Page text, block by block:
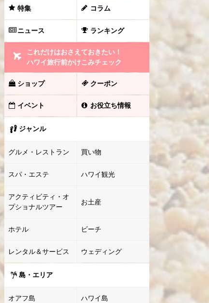
特集 コラム
ニュース ランキング
これだけはおさえておきたい！
ハワイ旅行前かけこみチェック
ショップ クーポン
イベント お役立ち情報
ジャンル
グルメ・レストラン 買い物
スパ・エステ ハワイ観光
アクティビティ・オ
プショナルツアー
お土産
ホテル ビーチ
レンタル＆サービス ウェディング
島・エリア
オアフ島 ハワイ島